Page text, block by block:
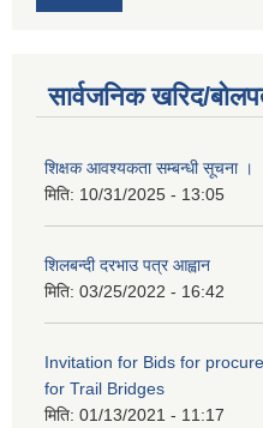
सार्वजनिक खरिद/
शिक्षक आवश्यकता सम्बन्धी सूचना ।
मिति: 10/31/2025 - 13:05
शिलबन्दी दरभाउ पत्र आह्वान
मिति: 03/25/2022 - 16:42
Invitation for Bids for
for Trail Bridges
मिति: 01/13/2021 - 11:17